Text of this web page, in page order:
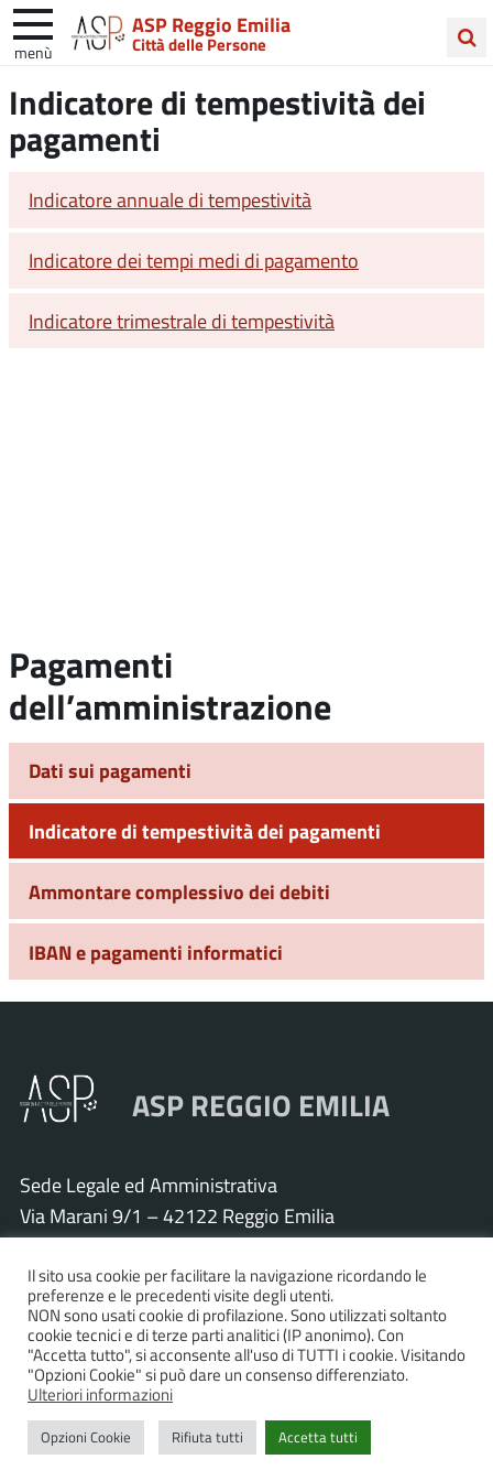
ASP Reggio Emilia
Città delle Persone
menù
nel
sito
Indicatore di tempestività dei
pagamenti
Indicatore annuale di tempestività
Indicatore dei tempi medi di pagamento
Indicatore trimestrale di tempestività
Pagamenti
dell’amministrazione
Dati sui pagamenti
Indicatore di tempestività dei pagamenti
Ammontare complessivo dei debiti
IBAN e pagamenti informatici
ASP REGGIO EMILIA
Sede Legale ed Amministrativa
Via Marani 9/1 – 42122 Reggio Emilia
Tel. 0522 571011 – Fax 0522 571030
Cod. Fisc. e P.IVA 01925120352
PEC:asp.re@pcert.postecert.it
E-mail:info@asp.re.it
Accessibilità|Privacy policy| Informativa cookies
Statistiche
Il sito usa cookie per facilitare la navigazione ricordando le
preferenze e le precedenti visite degli utenti.
NON sono usati cookie di profilazione. Sono utilizzati soltanto
cookie tecnici e di terze parti analitici (IP anonimo). Con
"Accetta tutto", si acconsente all'uso di TUTTI i cookie. Visitando
"Opzioni Cookie" si può dare un consenso differenziato.
Ulteriori informazioni
Opzioni Cookie Rifiuta tutti Accetta tutti